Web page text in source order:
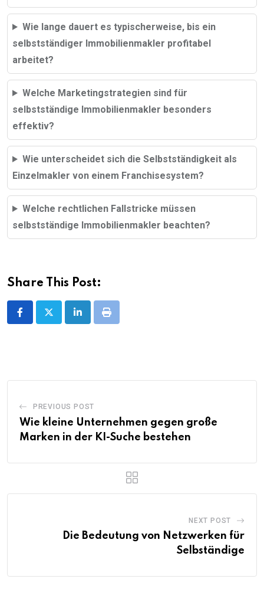
Wie lange dauert es typischerweise, bis ein
selbstständiger Immobilienmakler profitabel
arbeitet?
Welche Marketingstrategien sind für
selbstständige Immobilienmakler besonders
effektiv?
Wie unterscheidet sich die Selbstständigkeit als
Einzelmakler von einem Franchisesystem?
Welche rechtlichen Fallstricke müssen
selbstständige Immobilienmakler beachten?
Share This Post:
LinkedInPrint
PREVIOUS POST
Wie kleine Unternehmen gegen große
Marken in der KI-Suche bestehen
NEXT POST
Die Bedeutung von Netzwerken für
Selbständige